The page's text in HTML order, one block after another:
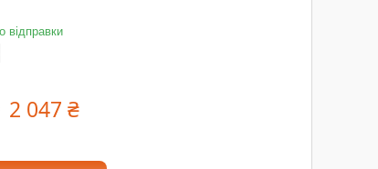
відправки
2 047 ₴